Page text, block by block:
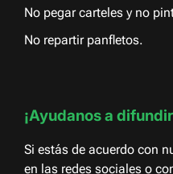
No pegar carteles y no
No repartir panfletos.
¡Ayudanos a
Si estás de acuerdo con
en las redes sociales o